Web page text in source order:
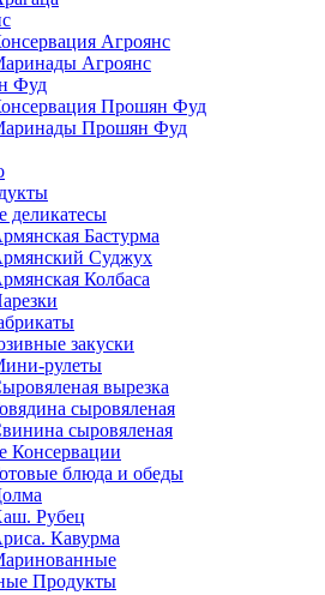
Агроянс
Агроянс
Фуд
Прошян Фуд
Прошян Фуд
деликатесы
Бастурма
Суджух
Колбаса
закуски
рулеты
вырезка
сыровяленая
сыровяленая
Консервации
блюда и обеды
Рубец
Кавурма
Продукты